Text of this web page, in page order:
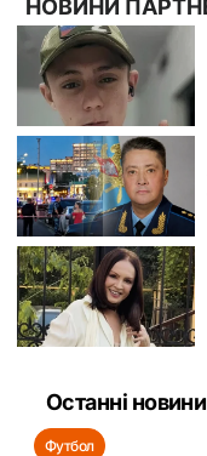
Останні новини
Футбол